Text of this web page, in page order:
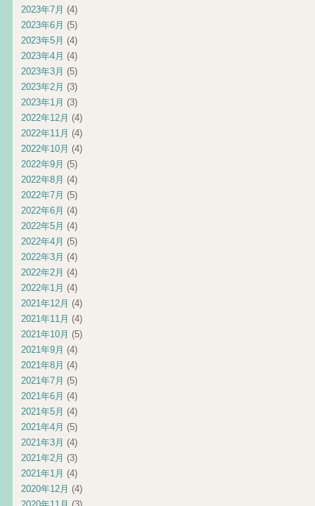
2023年7月 (4)
2023年6月 (5)
2023年5月 (4)
2023年4月 (4)
2023年3月 (5)
2023年2月 (3)
2023年1月 (3)
2022年12月 (4)
2022年11月 (4)
2022年10月 (4)
2022年9月 (5)
2022年8月 (4)
2022年7月 (5)
2022年6月 (4)
2022年5月 (4)
2022年4月 (5)
2022年3月 (4)
2022年2月 (4)
2022年1月 (4)
2021年12月 (4)
2021年11月 (4)
2021年10月 (5)
2021年9月 (4)
2021年8月 (4)
2021年7月 (5)
2021年6月 (4)
2021年5月 (4)
2021年4月 (5)
2021年3月 (4)
2021年2月 (3)
2021年1月 (4)
2020年12月 (4)